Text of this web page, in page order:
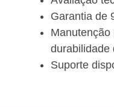
Garantia de
durabilidade
Suporte